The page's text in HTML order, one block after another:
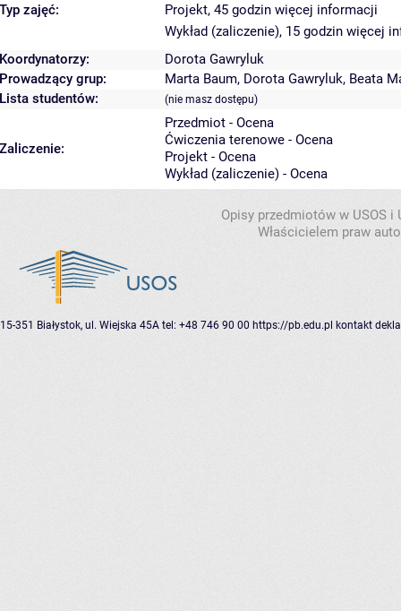
Typ zajęć:
Projekt, 45 godzin więcej informacji
Wykład (zaliczenie), 15 godzin więcej
Koordynatorzy:
Dorota Gawryluk
Prowadzący grup:
Marta Baum, Dorota Gawryluk, Beata
Lista studentów:
(nie masz dostępu)
Zaliczenie:
Przedmiot - Ocena
Ćwiczenia terenowe - Ocena
Projekt - Ocena
Wykład (zaliczenie) - Ocena
Opisy przedmiotów w USOS
Właścicielem praw
15-351 Białystok, ul. Wiejska 45A tel: +48 746 90 00 https://pb.edu.pl kontakt